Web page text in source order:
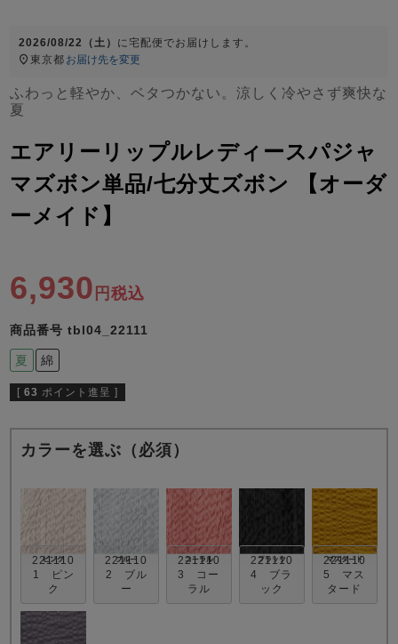
春 夏 秋 冬
- Item Ranking -
すべてのキッ
ガールズ長袖
ガールズ前開
ガールズかぶ
ボーイズ長袖
2026/08/22（土） に宅配便 でお届けします。
東京都 お届け先を変更
ふわっと軽やか、ベタつかない。涼しく冷やさず爽快な
夏
エアリーリップルレディースパジャ
マズボン単品/七分丈ズボン 【オーダ
ーメイド】
6,930 税込
商品番号 tbl04_22111
夏 綿
[ 63 ポイント進呈 ]
カラーを選ぶ（必須）
221110
1 ピン
ク
221110
2 ブル
ー
221110
3 コー
ラル
221110
4 ブラ
ック
221110
5 マス
タード